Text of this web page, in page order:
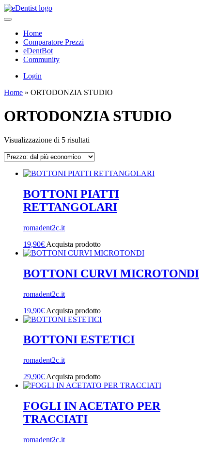
Home
Comparatore Prezzi
eDentBot
Community
Login
Home » ORTODONZIA STUDIO
ORTODONZIA STUDIO
Visualizzazione di 5 risultati
più
BOTTONI PIATTI
RETTANGOLARI
romadent2c.it
19,90€ Acquista prodotto
BOTTONI CURVI MICROTONDI
romadent2c.it
19,90€ Acquista prodotto
BOTTONI ESTETICI
romadent2c.it
29,90€ Acquista prodotto
FOGLI IN ACETATO PER
TRACCIATI
romadent2c.it